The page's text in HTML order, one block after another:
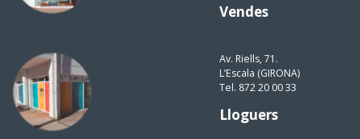
Vendes
Av. Riells, 71.
L’Escala (GIRONA)
Tel. 872 20 00 33
Lloguers